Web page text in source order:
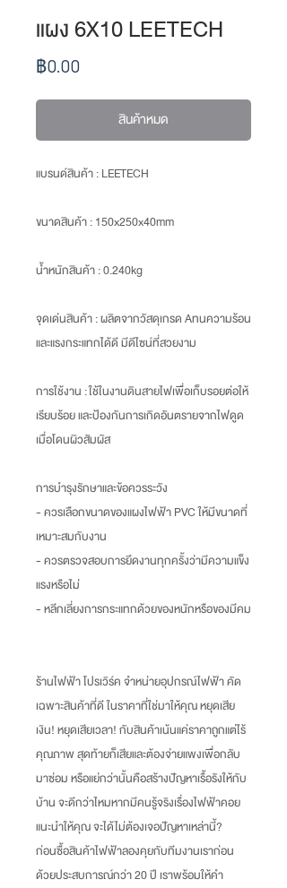
แผง 6X10 LEETECH
฿0.00ราคา
สินค้าหมด
แบรนด์สินค้า : LEETECH
ขนาดสินค้า: 150x250x40mm
น้ำหนักสินค้า: 0.240kg
จุดเด่นสินค้า :ผลิตจากวัสดุเกรด Aทนความร้อน
และแรงกระแทกได้ดี มีดีไซน์ที่สวยงาม
การใช้งาน :ใช้ในงานดินสายไฟเพื่อเก็บรอยต่อให้
เรียบร้อย และป้องกันการเกิดอันตรายจากไฟดูด
เมื่อโดนผิวสัมผัส
การบำรุงรักษาและข้อควรระวัง
- ควรเลือกขนาดของแผงไฟฟ้า PVC ให้มีขนาดที่
เหมาะสมกับงาน
- ควรตรวจสอบการยึดงานทุกครั้งว่ามีความแข็ง
แรงหรือไม่
- หลีกเลี่ยงการกระแทกด้วยของหนักหรือของมีคม
ร้านไฟฟ้า โปรเวิร์ค จำหน่ายอุปกรณ์ไฟฟ้า คัด
เฉพาะสินค้าที่ดี ในราคาที่ใช่มาให้คุณ หยุดเสีย
เงิน!หยุดเสียเวลา!กับสินค้าเน้นแค่ราคาถูกแต่ไร้
คุณภาพ สุดท้ายก็เสียและต้องจ่ายแพงเพื่อกลับ
มาซ่อม หรือแย่กว่านั้นคือสร้างปัญหาเรื้อรังให้กับ
บ้าน จะดีกว่าไหมหากมีคนรู้จริงเรื่องไฟฟ้าคอย
แนะนำให้คุณ จะได้ไม่ต้องเจอปัญหาเหล่านี้?
ก่อนซื้อสินค้าไฟฟ้าลองคุยกับทีมงานเราก่อน
ด้วยประสบการณ์กว่า20ปี เราพร้อมให้คำ